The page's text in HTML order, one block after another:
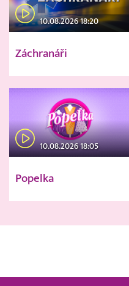
10.08.2026 18:20
Záchranáři
10.08.2026 18:05
Popelka